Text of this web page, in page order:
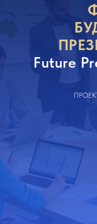
Future